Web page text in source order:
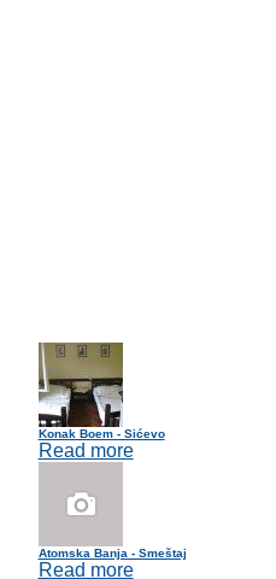
Konak Boem - Sićevo
Read more
Atomska Banja - Smeštaj
Read more